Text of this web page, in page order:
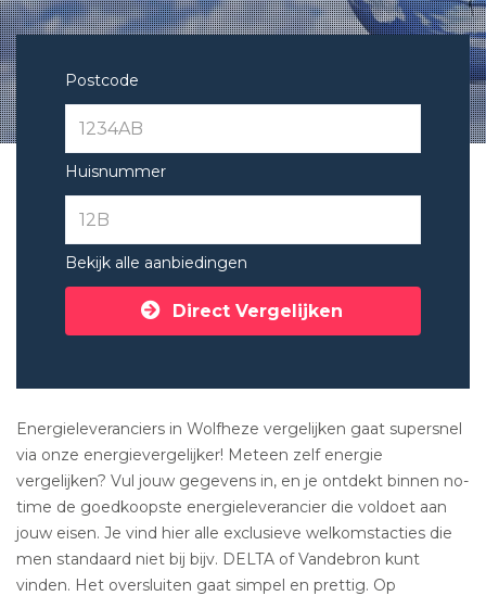
Postcode
Huisnummer
Bekijk alle aanbiedingen
Direct Vergelijken
Energieleveranciers in Wolfheze vergelijken gaat supersnel
via onze energievergelijker! Meteen zelf energie
vergelijken? Vul jouw gegevens in, en je ontdekt binnen no-
time de goedkoopste energieleverancier die voldoet aan
jouw eisen. Je vind hier alle exclusieve welkomstacties die
men standaard niet bij bijv. DELTA of Vandebron kunt
vinden. Het oversluiten gaat simpel en prettig. Op